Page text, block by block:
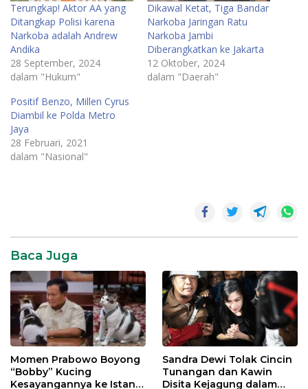
Terungkap! Aktor AA yang
Ditangkap Polisi karena
Narkoba adalah Andrew
Andika
28 September, 2024
dalam "Hukum"
Dikawal Ketat, Tiga Bandar
Narkoba Jaringan Ratu
Narkoba Jambi
Diberangkatkan ke Jakarta
12 Oktober, 2024
dalam "Daerah"
Positif Benzo, Millen Cyrus
Diambil ke Polda Metro
Jaya
28 Februari, 2021
dalam "Nasional"
Baca Juga
Momen Prabowo Boyong
“Bobby” Kucing
Kesayangannya ke Istana
Sandra Dewi Tolak Cincin
Tunangan dan Kawin
Disita Kejagung dalam